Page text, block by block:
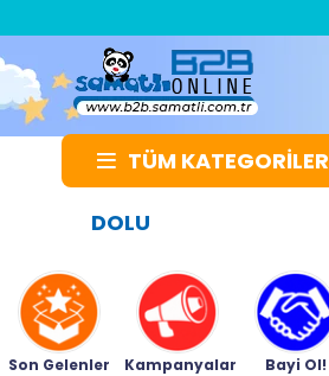
TÜM KATEGORİLER
DOLU
Son Gelenler Kampanyalar Bayi Ol!